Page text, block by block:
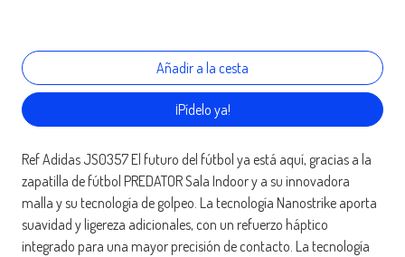
¡Pídelo ya!
Ref Adidas JS0357 El futuro del fútbol ya está aquí, gracias a la
zapatilla de fútbol PREDATOR Sala Indoor y a su innovadora
malla y su tecnología de golpeo. La tecnología Nanostrike aporta
suavidad y ligereza adicionales, con un refuerzo háptico
integrado para una mayor precisión de contacto. La tecnología